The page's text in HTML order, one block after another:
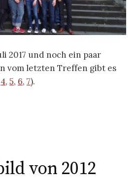
2017 und noch ein paar
vom letzten Treffen gibt es
4, 5, 6, 7).
von 2012